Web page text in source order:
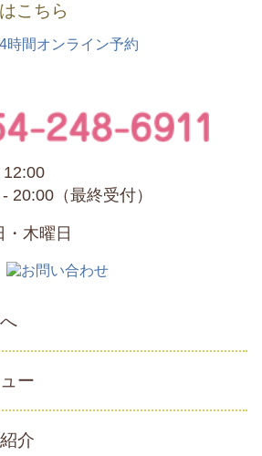
こちら
12:00
20:00（最終受付）
・木曜日
ー
介